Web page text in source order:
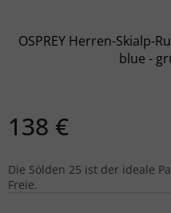
OSPREY Herren-Skialp-
blue -
138 €
Die Sölden 25 ist der ideale
Freie.